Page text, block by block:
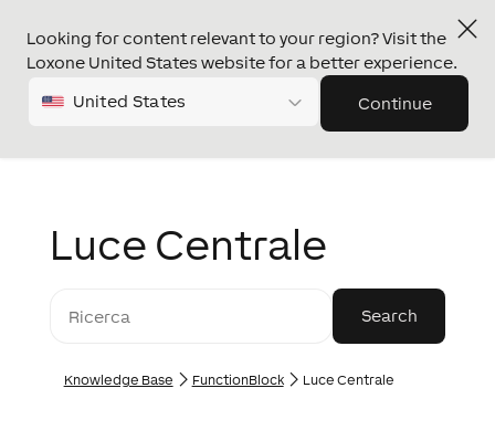
Looking for content relevant to your region? Visit the
Loxone United States website for a better experience.
United States Continue
Luce Centrale
Knowledge Base FunctionBlock Luce Centrale